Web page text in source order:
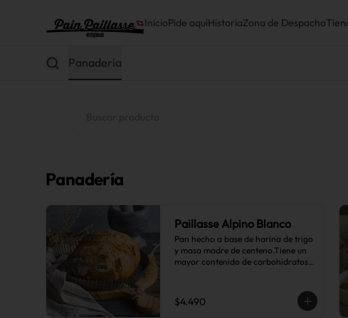
InicioPide aquíHistoriaZona de Despacho
Panadería
Panadería
Paillasse Alpino Blanco
Pan hecho a base de harina de trigo
y masa madre de centeno.Tiene un
mayor contenido de carbohidratos
$4.490